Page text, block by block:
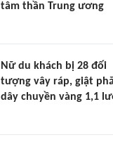
tâm thần Trung ương
Nữ du khách bị 28 đối
tượng vây ráp, giật
dây chuyền vàng 1,1